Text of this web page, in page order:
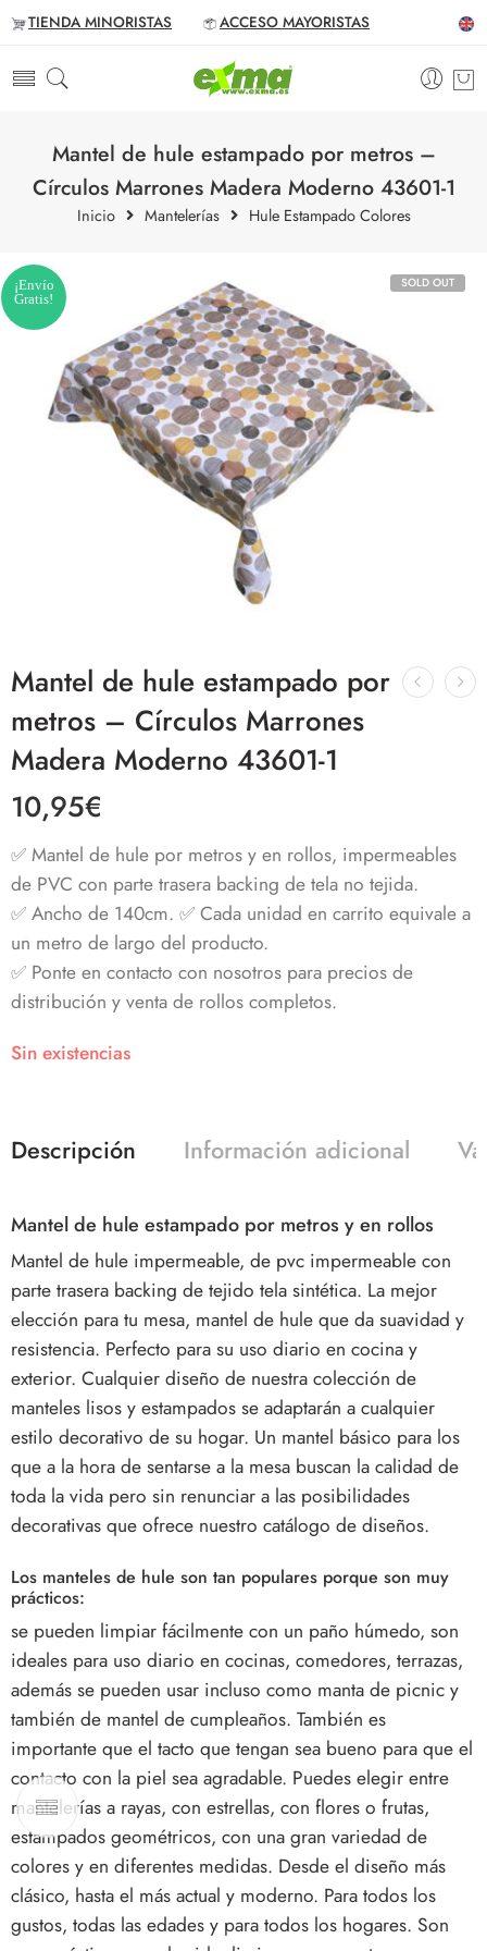
TIENDA MINORISTAS ACCESO MAYORISTAS
Mantel de hule estampado por metros –
Círculos Marrones Madera Moderno 43601-1
Inicio Mantelerías Hule Estampado Colores
SOLD OUT
¡Envío
Gratis!
Mantel de hule estampado por
metros – Círculos Marrones
Madera Moderno 43601-1
10,95€
✅ Mantel de hule por metros y en rollos, impermeables
de PVC con parte trasera backing de tela no tejida.
✅ Ancho de 140cm. ✅ Cada unidad en carrito equivale a
un metro de largo del producto.
✅ Ponte en contacto con nosotros para precios de
distribución y venta de rollos completos.
Sin existencias
Descripción Información adicional
Mantel de hule estampado por metros y en rollos
Mantel de hule impermeable, de pvc impermeable con
parte trasera backing de tejido tela sintética. La mejor
elección para tu mesa, mantel de hule que da suavidad y
resistencia. Perfecto para su uso diario en cocina y
exterior. Cualquier diseño de nuestra colección de
manteles lisos y estampados se adaptarán a cualquier
estilo decorativo de su hogar. Un mantel básico para los
que a la hora de sentarse a la mesa buscan la calidad de
toda la vida pero sin renunciar a las posibilidades
decorativas que ofrece nuestro catálogo de diseños.
Los manteles de hule son tan populares porque son muy
prácticos:
se pueden limpiar fácilmente con un paño húmedo, son
ideales para uso diario en cocinas, comedores, terrazas,
además se pueden usar incluso como manta de picnic y
también de mantel de cumpleaños. También es
importante que el tacto que tengan sea bueno para que el
contacto con la piel sea agradable. Puedes elegir entre
mantelerías a rayas, con estrellas, con flores o frutas,
estampados geométricos, con una gran variedad de
colores y en diferentes medidas. Desde el diseño más
clásico, hasta el más actual y moderno. Para todos los
gustos, todas las edades y para todos los hogares. Son